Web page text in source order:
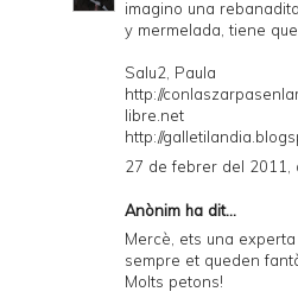
imagino una
y mermelada, tiene
Salu2, Paula
http://
libre.net
http://
27 de febrer del 2011,
Anònim ha dit...
Mercè, ets una
sempre et queden
Molts petons!